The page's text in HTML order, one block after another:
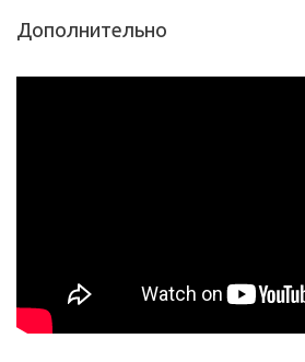
Дополнительно